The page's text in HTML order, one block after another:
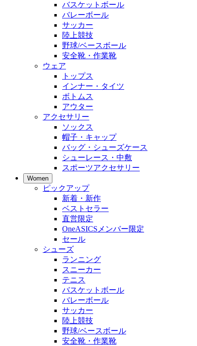
バスケットボール
バレーボール
サッカー
陸上競技
野球/ベースボール
安全靴・作業靴
ウェア
トップス
インナー・タイツ
ボトムス
アウター
アクセサリー
ソックス
帽子・キャップ
バッグ・シューズケース
シューレース・中敷
スポーツアクセサリー
Women
ピックアップ
新着・新作
ベストセラー
直営限定
OneASICSメンバー限定
セール
シューズ
ランニング
スニーカー
テニス
バスケットボール
バレーボール
サッカー
陸上競技
野球/ベースボール
安全靴・作業靴